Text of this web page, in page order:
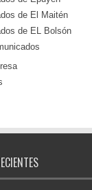
de El Maitén
de EL Bolsón